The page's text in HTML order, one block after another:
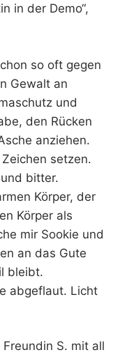
in der Demo“,
so oft gegen
Gewalt an
und
den Rücken
anziehen.
setzen.
bitter.
Körper, der
Körper als
mir Sookie und
an das Gute
bleibt.
abgeflaut. Licht
S. mit all